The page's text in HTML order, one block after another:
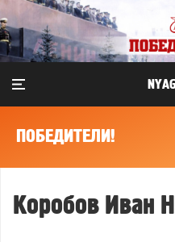
ПОБЕДИТЕЛИ!
Коробов Иван